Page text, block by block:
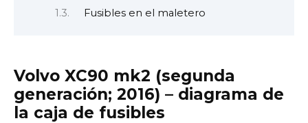
Fusibles en el maletero
Volvo XC90 mk2 (segunda
generación; 2016) – diagrama de
la caja de fusibles